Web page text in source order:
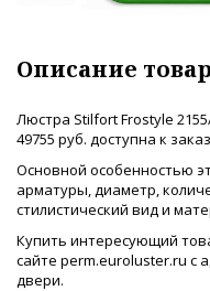
Описание
Люстра Stilfort Frostyle
49755 руб. доступна к
Основной особенностью
арматуры, диаметр,
стилистический вид и
Купить интересующий
сайте perm.euroluster.ru с
двери.